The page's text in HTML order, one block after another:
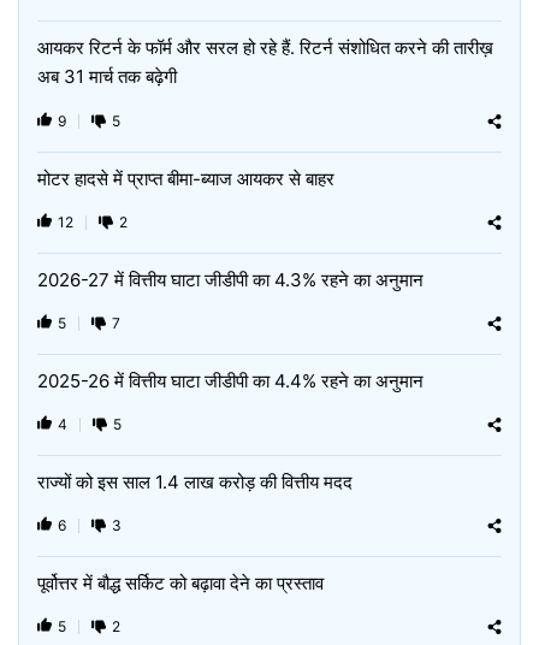
आयकर रिटर्न के फॉर्म और सरल हो रहे हैं. रिटर्न संशोधित करने की तारीख़
अब 31 मार्च तक बढ़ेगी
9 5
मोटर हादसे में प्राप्त बीमा-ब्याज आयकर से बाहर
12 2
2026-27 में वित्तीय घाटा जीडीपी का 4.3% रहने का अनुमान
5 7
2025-26 में वित्तीय घाटा जीडीपी का 4.4% रहने का अनुमान
4 5
राज्यों को इस साल 1.4 लाख करोड़ की वित्तीय मदद
6 3
पूर्वोत्तर में बौद्ध सर्किट को बढ़ावा देने का प्रस्ताव
5 2